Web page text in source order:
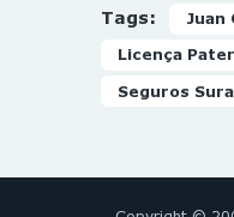
Tags: Juan
Licença
Seguros Sura